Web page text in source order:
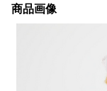
商品画像